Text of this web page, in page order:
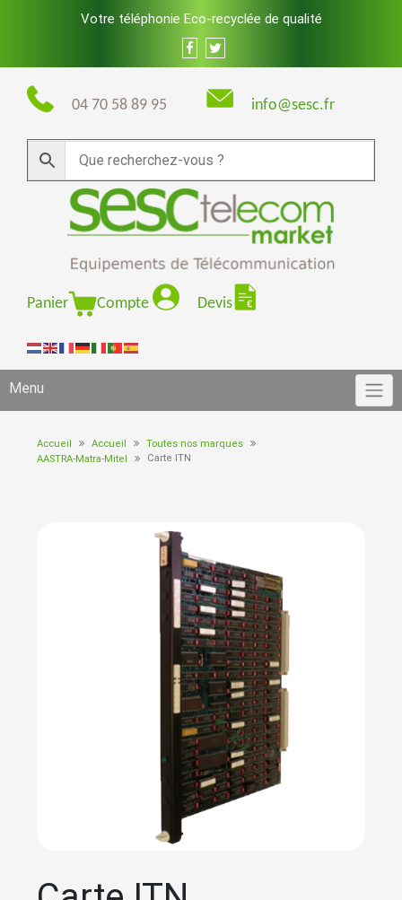
Votre téléphonie Eco-recyclée de qualité
04 70 58 89 95 info@sesc.fr
Panier Compte Devis
Menu
Accueil Accueil
Toutes nos marques
AASTRA-Matra-Mitel
Carte ITN